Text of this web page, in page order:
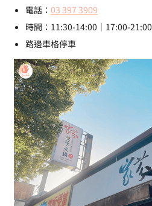
電話： 03 397 3909
時間：11:30-14:00｜17:00-21:00
路邊車格停車